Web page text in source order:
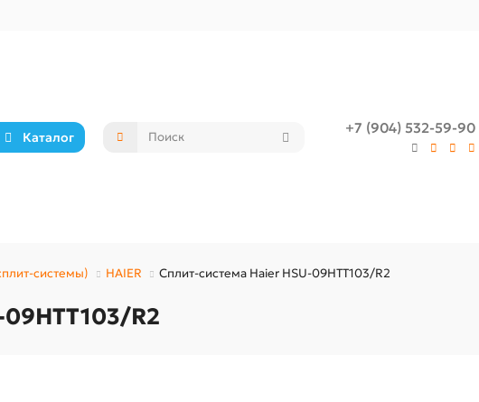
Каталог
+7 (904) 532-59-90
системы) HAIER Сплит-система Haier HSU-09HTT103/R2
R2